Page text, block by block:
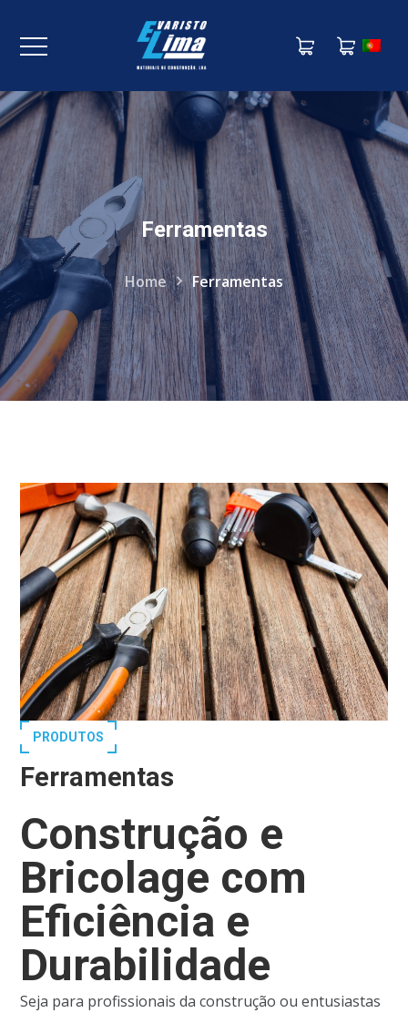
Ferramentas
Home Ferramentas
PRODUTOS
Ferramentas
Construção e
Bricolage com
Eficiência e
Durabilidade
Seja para profissionais da construção ou entusiastas